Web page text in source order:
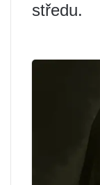
středu.